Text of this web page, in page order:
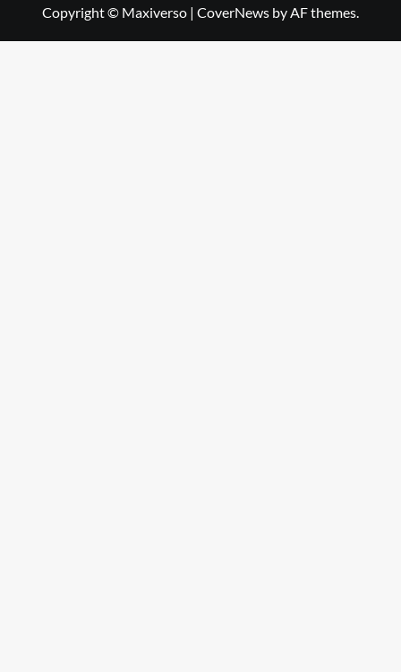
Copyright © Maxiverso | CoverNews by AF themes.